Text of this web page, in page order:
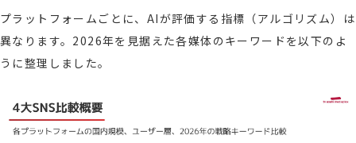
プラットフォームごとに、AIが評価する指標（アルゴリズム）は
異なります。2026年を見据えた各媒体のキーワードを以下のよ
うに整理しました。